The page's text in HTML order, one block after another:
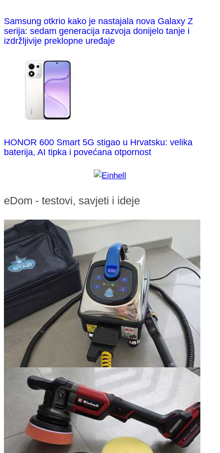
Samsung otkrio kako je nastajala nova Galaxy Z
serija: sedam generacija razvoja donijelo tanje i
izdržljivije preklopne uređaje
HONOR 600 Smart 5G stigao u Hrvatsku: velika
baterija, AI tipka i povećana otpornost
eDom - testovi, savjeti i ideje